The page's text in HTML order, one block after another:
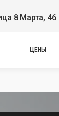
8 Марта, 46
ЦЕНЫ